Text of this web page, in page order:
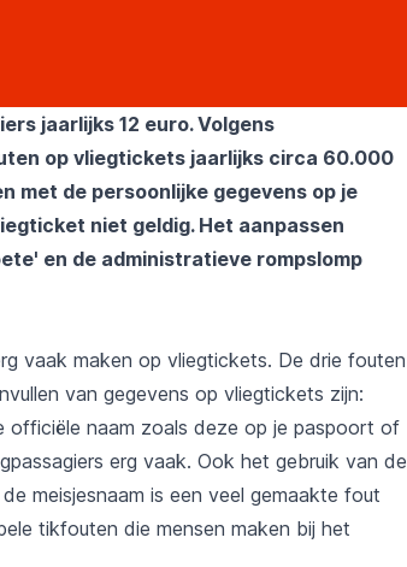
jaarlijks 12 euro. Volgens
op vliegtickets jaarlijks circa 60.000
met de persoonlijke gegevens op je
niet geldig. Het aanpassen
en de administratieve rompslomp
vaak maken op vliegtickets. De drie fouten
van gegevens op vliegtickets zijn:
officiële naam zoals deze op je paspoort of
erg vaak. Ook het gebruik van de
meisjesnaam is een veel gemaakte fout
tikfouten die mensen maken bij het